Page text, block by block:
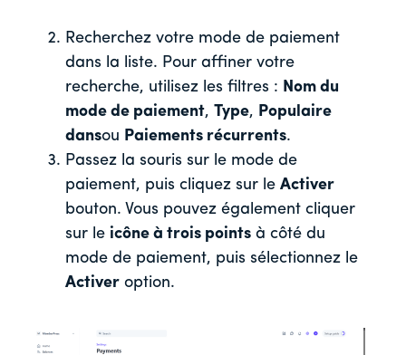
Recherchez votre mode de paiement
dans la liste. Pour affiner votre
recherche, utilisez les filtres : Nom du
mode de paiement, Type, Populaire
dansou Paiements récurrents.
Passez la souris sur le mode de
paiement, puis cliquez sur le Activer
bouton. Vous pouvez également cliquer
sur le icône à trois points à côté du
mode de paiement, puis sélectionnez le
Activer option.